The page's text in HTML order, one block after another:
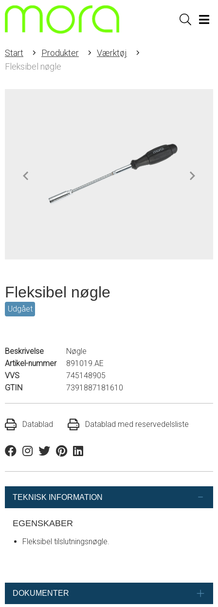
Sök
Start Produkter
Værktøj
Fleksibel nøgle
Fleksibel nøgle
Udgået
Beskrivelse
Nøgle
Artikel-nummer
891019.AE
VVS
745148905
GTIN
7391887181610
Datablad Datablad med reservedelsliste
FacebookInstagram
TwitterPinterestLinkedin
TEKNISK INFORMATION
EGENSKABER
Fleksibel tilslutningsnøgle.
DOKUMENTER